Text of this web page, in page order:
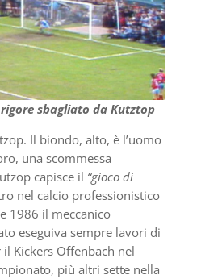
sbagliato da Kutztop
Il biondo, alto, è l’uomo
una scommessa
capisce il “gioco di
nel calcio professionistico
1986 il meccanico
eseguiva sempre lavori di
Kickers Offenbach nel
più altri sette nella